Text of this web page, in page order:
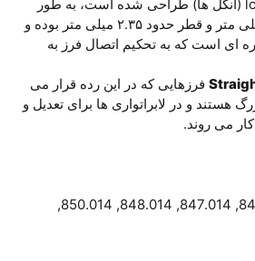
هندپیس های low speed (آنگل ها) طراحی شده است، به طور
عمده دارای طول ۲۰ میلی متر و قطر حدود ۲.۳۵ میلی متر بوده و
ای است که به تحکیم اتصال فرز به
فرزهایی که در این رده قرار می
هستند و در لابراتواری ها برای تعدیل و
می روند.
847.012, 847.014, 848.014, 850.014,